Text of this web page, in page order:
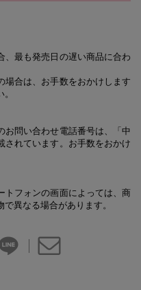
、最も発売日の遅い商品に合わ
場合は、お手数をおかけします
お問い合わせ電話番号は、「中
されています。お手数をおかけ
フォンの画面によっては、商
異なる場合があります。